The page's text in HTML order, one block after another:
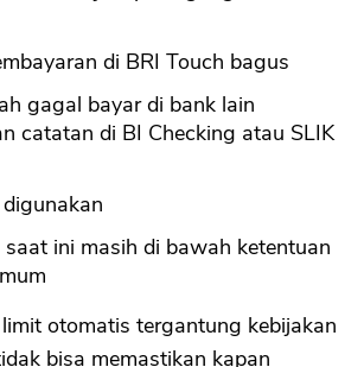
di BRI Touch bagus
gagal bayar di bank lain
catatan di BI Checking atau SLIK
ini masih di bawah ketentuan
otomatis tergantung kebijakan
bisa memastikan kapan